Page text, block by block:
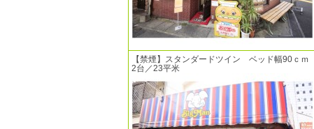
【禁煙】スタンダードツイン ベッド幅90ｃｍ
2台／23平米